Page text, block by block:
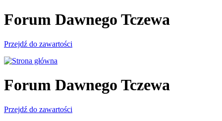
Forum Dawnego Tczewa
Przejdź do zawartości
Forum Dawnego Tczewa
Przejdź do zawartości